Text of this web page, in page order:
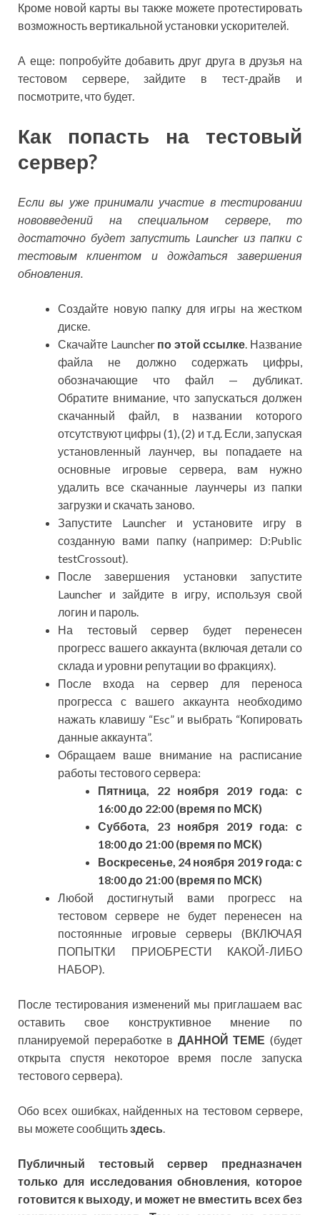
Кроме новой карты вы также можете протестировать
возможность вертикальной установки ускорителей.
А еще: попробуйте добавить друг друга в друзья на
тестовом сервере, зайдите в тест-драйв и
посмотрите, что будет.
Как попасть на тестовый
сервер?
Если вы уже принимали участие в тестировании
нововведений на специальном сервере, то
достаточно будет запустить Launcher из папки с
тестовым клиентом и дождаться завершения
обновления.
Создайте новую папку для игры на жестком
диске.
Скачайте Launcher по этой ссылке . Название
файла не должно содержать цифры,
обозначающие что файл — дубликат.
Обратите внимание, что запускаться должен
скачанный файл, в названии которого
отсутствуют цифры (1), (2) и т.д. Если, запуская
установленный лаунчер, вы попадаете на
основные игровые сервера, вам нужно
удалить все скачанные лаунчеры из папки
загрузки и скачать заново.
Запустите Launcher и установите игру в
созданную вами папку (например: D:Public
testCrossout).
После завершения установки запустите
Launcher и зайдите в игру, используя свой
логин и пароль.
На тестовый сервер будет перенесен
прогресс вашего аккаунта (включая детали со
склада и уровни репутации во фракциях).
После входа на сервер для переноса
прогресса с вашего аккаунта необходимо
нажать клавишу “Esc” и выбрать “Копировать
данные аккаунта”.
Обращаем ваше внимание на расписание
работы тестового сервера:
Пятница, 22 ноября 2019 года: с
16:00 до 22:00 (время по МСК)
Суббота, 23 ноября 2019 года: с
18:00 до 21:00 (время по МСК)
Воскресенье, 24 ноября 2019 года: с
18:00 до 21:00 (время по МСК)
Любой достигнутый вами прогресс на
тестовом сервере не будет перенесен на
постоянные игровые серверы (ВКЛЮЧАЯ
ПОПЫТКИ ПРИОБРЕСТИ КАКОЙ-ЛИБО
НАБОР).
После тестирования изменений мы приглашаем вас
оставить свое конструктивное мнение по
планируемой переработке в ДАННОЙ ТЕМЕ (будет
открыта спустя некоторое время после запуска
тестового сервера).
Обо всех ошибках, найденных на тестовом сервере,
вы можете сообщитьздесь
Публичный тестовый сервер предназначен
только для исследования обновления, которое
готовится к выходу, и может не вместить всех без